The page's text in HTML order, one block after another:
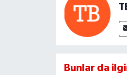
Bunlar da